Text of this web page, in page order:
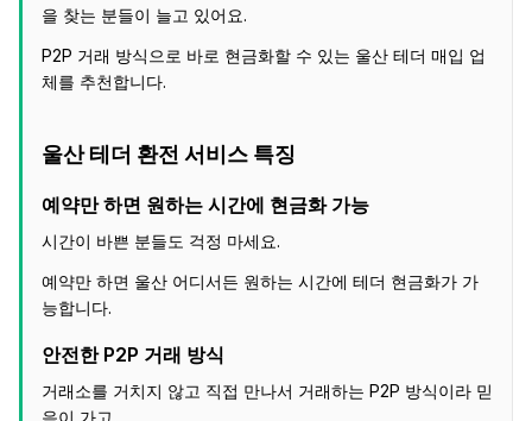
을 찾는 분들이 늘고 있어요.
P2P 거래 방식으로 바로 현금화할 수 있는 울산 테더 매입 업
체를 추천합니다.
울산 테더 환전 서비스 특징
예약만 하면 원하는 시간에 현금화 가능
시간이 바쁜 분들도 걱정 마세요.
예약만 하면 울산 어디서든 원하는 시간에 테더 현금화가 가
능합니다.
안전한 P2P 거래 방식
거래소를 거치지 않고 직접 만나서 거래하는 P2P 방식이라 믿
음이 가고,